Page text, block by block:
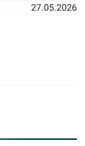
27.05.2026